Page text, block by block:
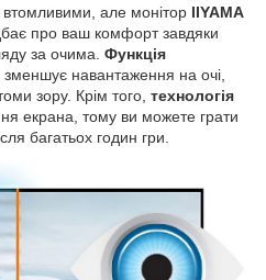
втомливими, але монітор IIYAMA
про ваш комфорт завдяки
за очима. Функція
зменшує навантаження на очі,
зору. Крім того, технологія
екрана, тому ви можете грати
багатьох годин гри.